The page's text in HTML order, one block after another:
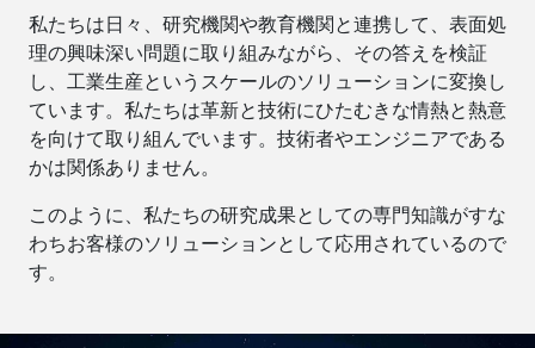
私たちは日々、研究機関や教育機関と連携して、表面処
理の興味深い問題に取り組みながら、その答えを検証
し、工業生産というスケールのソリューションに変換し
ています。私たちは革新と技術にひたむきな情熱と熱意
を向けて取り組んでいます。技術者やエンジニアである
かは関係ありません。
このように、私たちの研究成果としての専門知識がすな
わちお客様のソリューションとして応用されているので
す。